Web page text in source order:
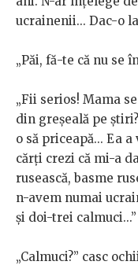
ucrainenii... Dac-o
„Păi, fă-te că nu se
„Fii serios! Mama
din greșeală pe
o să priceapă... Ea
cărți crezi că mi-a
rusească, basme
n-avem numai
și doi-trei calmuci...”
„Calmuci?” casc